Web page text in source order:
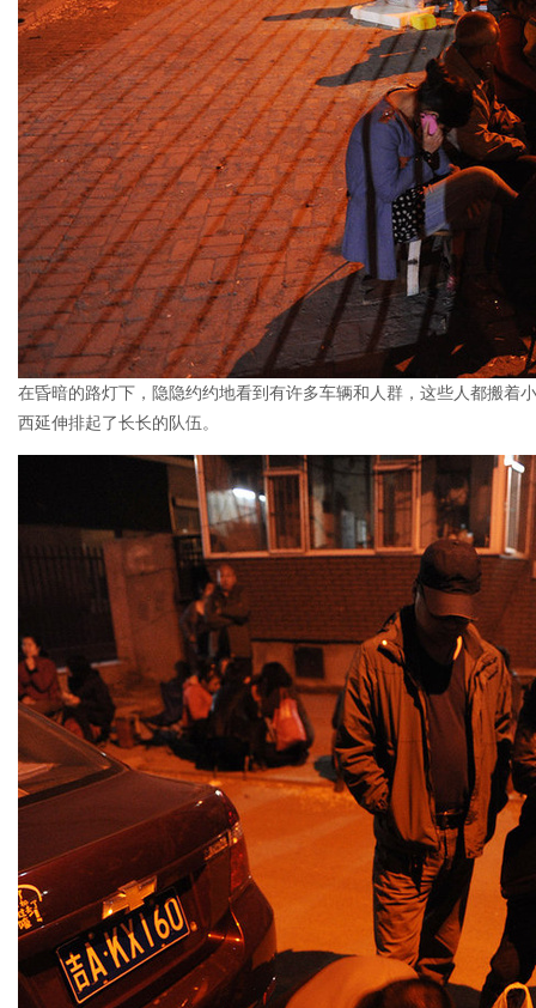
在昏暗的路灯下，隐隐约约地看到有许多车辆和人群，这些人都搬着
西延伸排起了长长的队伍。